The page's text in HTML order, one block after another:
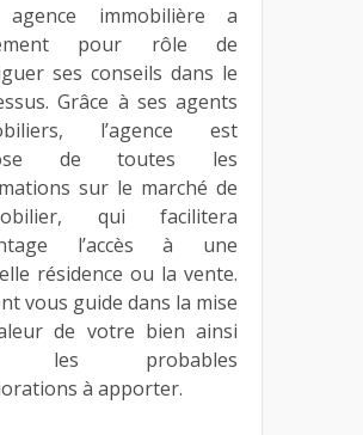
agence immobilière a
pour rôle de
ses conseils dans le
Grâce à ses agents
l’agence est
de toutes les
sur le marché de
qui facilitera
l’accès à une
résidence ou la vente.
vous guide dans la mise
de votre bien ainsi
les probables
à apporter.